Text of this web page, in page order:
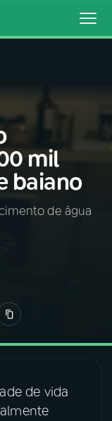
mil
baiano
de água
de vida